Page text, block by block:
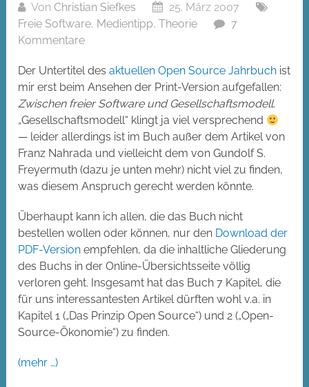
VonChristian Siefkes
25. März 2007
Freie Software, Medientipp,Theorie
7
Kommentare
Der Untertitel desaktuellen Open Source Jahrbuch ist
mir erst beim Ansehen der Print-Version aufgefallen:
Zwischen freier Software und Gesellschaftsmodell.
„Gesellschaftsmodell“ klingt ja viel versprechend
— leider allerdings ist im Buch außer dem Artikel von
Franz Nahrada und vielleicht dem von Gundolf S.
Freyermuth (dazu je unten mehr) nicht viel zu finden,
was diesem Anspruch gerecht werden könnte.
Überhaupt kann ich allen, die das Buch nicht
bestellen wollen oder können, nur den Download der
PDF-Version empfehlen, da die inhaltliche Gliederung
des Buchs in der Online-Übersichtsseite völlig
verloren geht. Insgesamt hat das Buch 7 Kapitel, die
für uns interessantesten Artikel dürften wohl v.a. in
Kapitel 1 („Das Prinzip Open Source“) und 2 („Open-
Source-Ökonomie“) zu finden.
(mehr …)